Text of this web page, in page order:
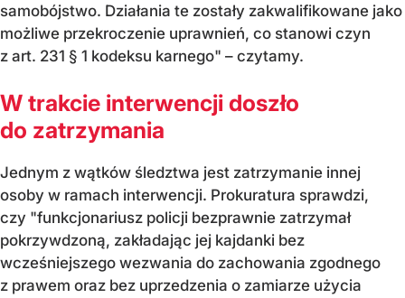
samobójstwo. Działania te zostały zakwalifikowane jako
możliwe przekroczenie uprawnień, co stanowi czyn
z art. 231 § 1 kodeksu karnego" – czytamy.
W trakcie interwencji doszło
do zatrzymania
Jednym z wątków śledztwa jest zatrzymanie innej
osoby w ramach interwencji. Prokuratura sprawdzi,
czy "funkcjonariusz policji bezprawnie zatrzymał
pokrzywdzoną, zakładając jej kajdanki bez
wcześniejszego wezwania do zachowania zgodnego
z prawem oraz bez uprzedzenia o zamiarze użycia